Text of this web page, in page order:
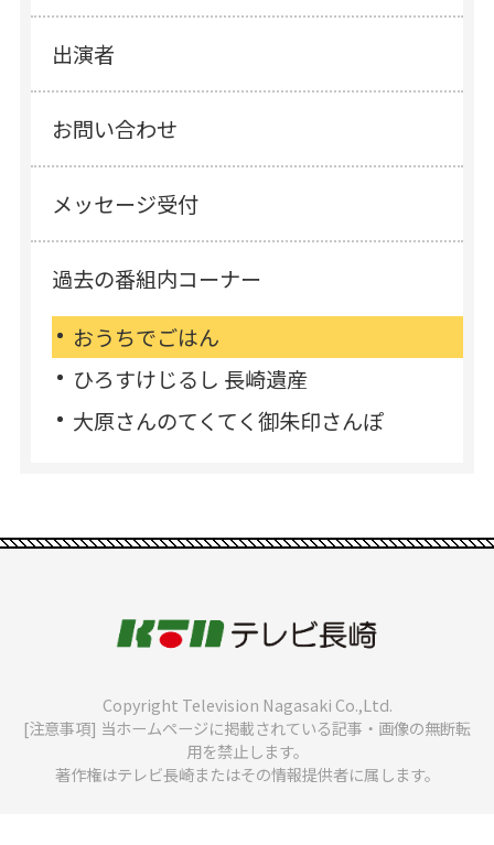
出演者
お問い合わせ
メッセージ受付
過去の番組内コーナー
おうちでごはん
ひろすけじるし 長崎遺産
大原さんのてくてく御朱印さんぽ
Copyright Television Nagasaki Co.,Ltd.
[注意事項] 当ホームページに掲載されている記事・画像の無断転
用を禁止します。
著作権はテレビ長崎またはその情報提供者に属します。